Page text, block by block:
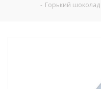
- Горький шоколад